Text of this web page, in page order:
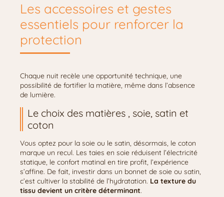
Les accessoires et gestes
essentiels pour renforcer la
protection
Chaque nuit recèle une opportunité technique, une
possibilité de fortifier la matière, même dans l’absence
de lumière.
Le choix des matières , soie, satin et
coton
Vous optez pour la soie ou le satin, désormais, le coton
marque un recul. Les taies en soie réduisent l’électricité
statique, le confort matinal en tire profit, l’expérience
s’affine. De fait, investir dans un bonnet de soie ou satin,
c’est cultiver la stabilité de l’hydratation. La texture du
tissu devient un critère déterminant.